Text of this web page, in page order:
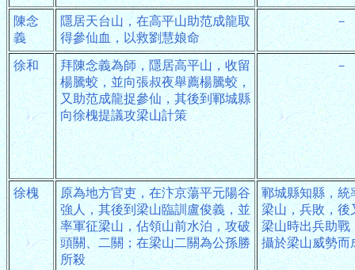
陳念
義
隱居天台山，在高平山助范成龍取
得參仙血，以救劉慧娘命
－
徐和
拜陳念義為師，隱居高平山，收留
楊騰蛟，並向張叔夜舉薦楊騰蛟，
又助范成龍捉參仙，其後到鄆城縣
向徐槐提議攻梁山計策
－
徐槐
原為地方官吏，在汴京蕩平元陽谷
強人，其後到梁山臨訓盧俊義，並
率軍征梁山，佔領山前水泊，攻破
頭關、二關；在梁山二關為公孫勝
所殺
鄆城縣知縣，統
梁山，兵敗，後
梁山時出兵助戰
攝於梁山威勢而